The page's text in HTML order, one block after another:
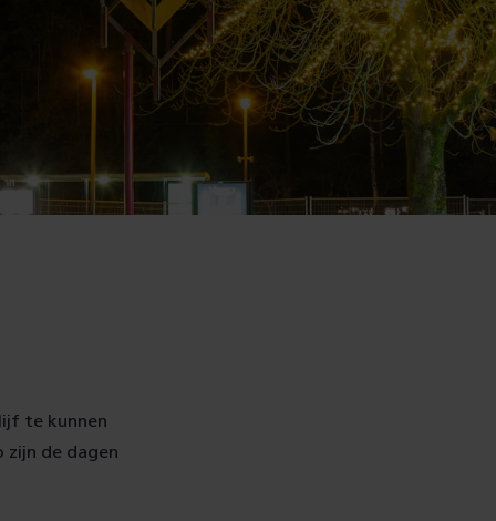
te kunnen
zijn de dagen